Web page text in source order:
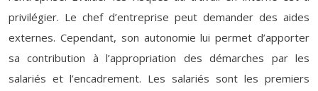
privilégier. Le chef d’entreprise peut demander des aides
externes. Cependant, son autonomie lui permet d’apporter
sa contribution à l’appropriation des démarches par les
salariés et l’encadrement. Les salariés sont les premiers